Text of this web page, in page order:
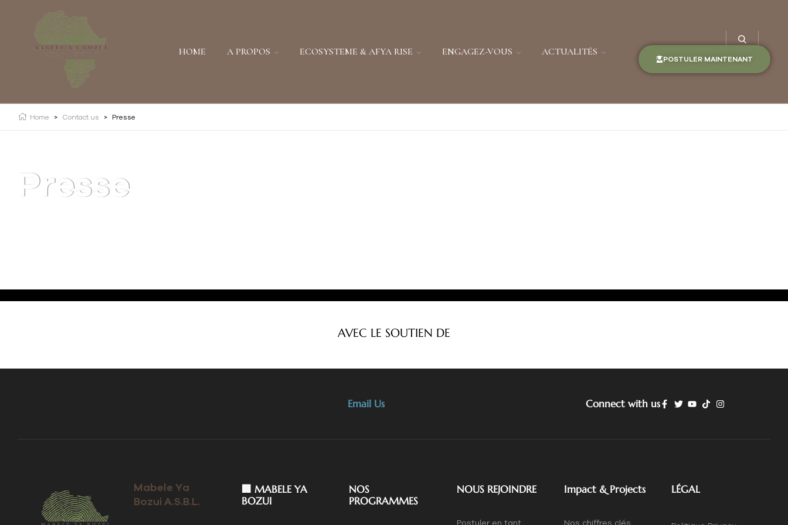
HOME A PROPOS ECOSYSTEME & AFYA RISE ENGAGEZ-VOUS ACTUALITÉS
POSTULER MAINTENANT
Home > Contact us > Presse
Presse
AVEC LE SOUTIEN DE
Email Us Connect with us
Mabele Ya
Bozui A.S.B.L.
🏢 MABELE YA
BOZUI
NOS
PROGRAMMES
NOUS REJOINDRE
Postuler en tant
Impact & Projects
Nos chiffres clés
LÉGAL